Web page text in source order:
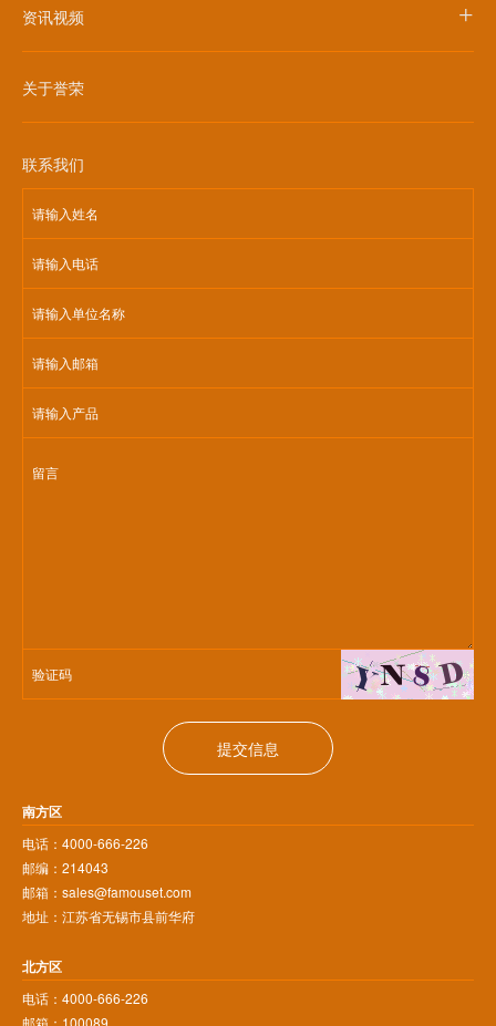
资讯视频 +
关于誉荣
联系我们
提交信息
南方区
电话：4000-666-226
邮编：214043
邮箱：sales@famouset.com
地址：江苏省无锡市县前华府
北方区
电话：4000-666-226
邮箱：100089